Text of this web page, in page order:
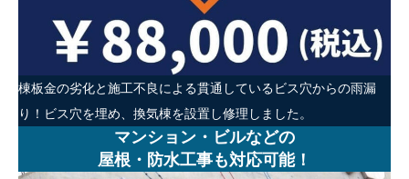
棟板金の劣化と施工不良による貫通しているビス穴からの雨漏
り！ビス穴を埋め、換気棟を設置し修理しました。
マンション・ビルなどの
屋根・防水工事も対応可能！